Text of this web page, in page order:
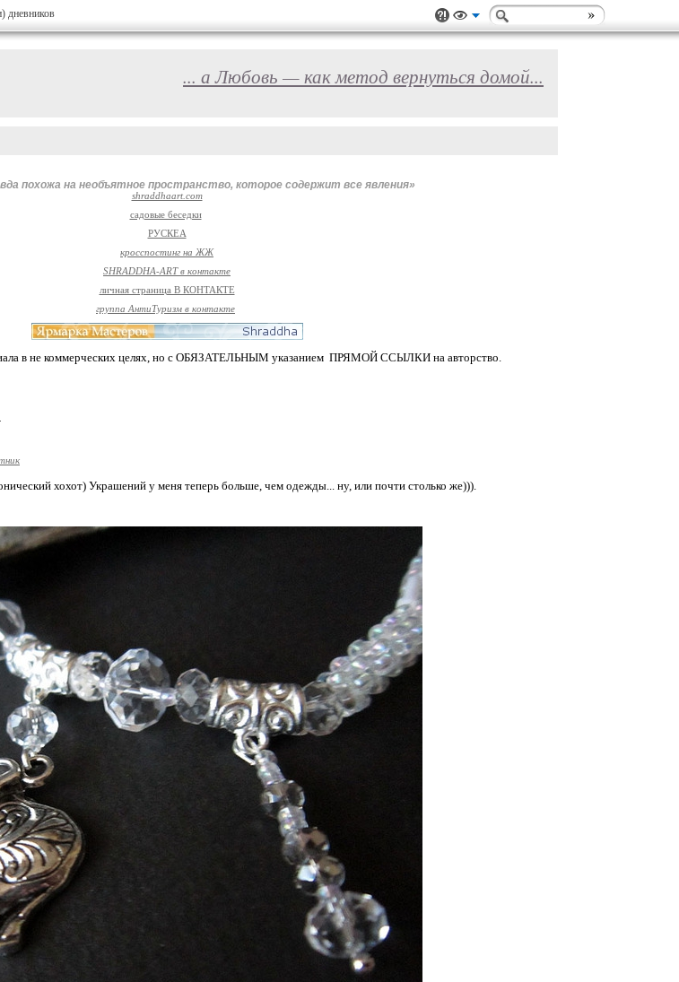
дневников
... а Любовь — как метод вернуться домой...
похожа на необъятное пространство, которое содержит все явления»
shraddhaart.com
садовые беседки
РУСКЕА
кросспостинг на ЖЖ
SHRADDHA-ART в контакте
личная страница В КОНТАКТЕ
группа АнтиТуризм в контакте
в не коммерческих целях, но с ОБЯЗАТЕЛЬНЫМ указанием ПРЯМОЙ ССЫЛКИ на авторство.
хохот) Украшений у меня теперь больше, чем одежды... ну, или почти столько же))).